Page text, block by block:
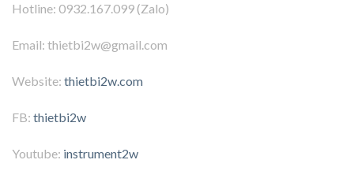
Hotline: 0932.167.099 (Zalo)
Email: thietbi2w@gmail.com
Website: thietbi2w.com
FB: thietbi2w
Youtube: instrument2w